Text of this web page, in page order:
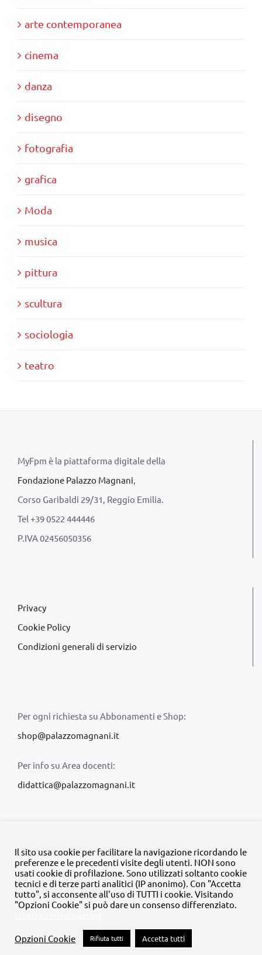
arte contemporanea
cinema
danza
disegno
fotografia
grafica
Moda
musica
pittura
scultura
sociologia
teatro
MyFpm è la piattaforma digitale della
Fondazione Palazzo Magnani,
Corso Garibaldi 29/31, Reggio Emilia.
Tel +39 0522 444446
P.IVA 02456050356
Privacy
Cookie Policy
Condizioni generali di servizio
Per ogni richiesta su Abbonamenti e Shop:
shop@palazzomagnani.it
Per info su Area docenti:
didattica@palazzomagnani.it
© Copyright 2020 -2026 | Tutti i diritti riservati | MyFpm è un
progetto dellaFondazione Palazzo Magnani
FacebookInstagram
TwitterLinkedInYouTube
Il sito usa cookie per facilitare la navigazione ricordando le
preferenze e le precedenti visite degli utenti. NON sono
usati cookie di profilazione. Sono utilizzati soltanto cookie
tecnici e di terze parti analitici (IP anonimo). Con "Accetta
tutto", si acconsente all'uso di TUTTI i cookie. Visitando
"Opzioni Cookie" si può dare un consenso differenziato.
Opzioni Cookie Rifiuta tutti Accetta tutti